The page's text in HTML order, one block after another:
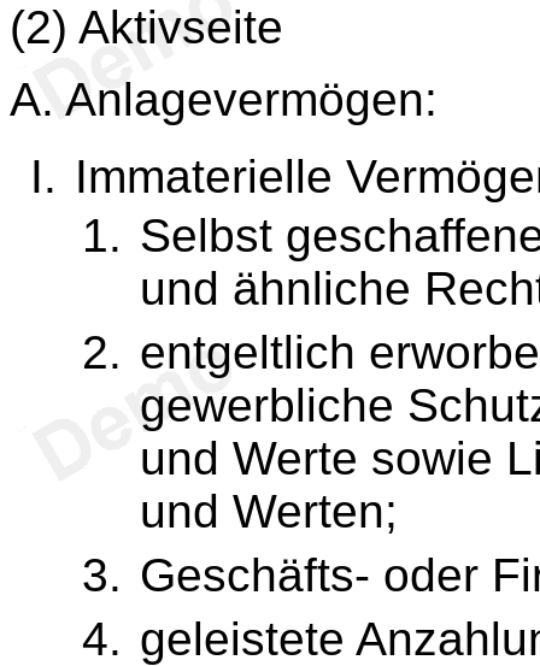
(2) Aktivseite
A. Anlagevermögen:
Immaterielle
Selbst
und ähnliche
entgeltlich
gewerbliche
und Werte sowie
und Werten;
Geschäfts- oder
geleistete